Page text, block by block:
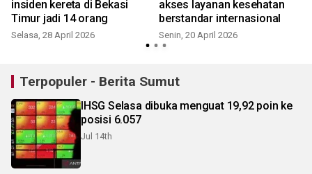
insiden kereta di Bekasi
Timur jadi 14 orang
Selasa, 28 April 2026
akses layanan kesehatan
berstandar internasional
Senin, 20 April 2026
Terpopuler - Berita Sumut
IHSG Selasa dibuka menguat 19,92 poin ke
posisi 6.057
Jul 14th